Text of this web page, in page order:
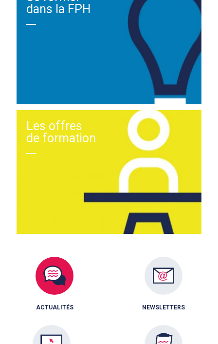
dans la FPH
Les offres
de formation
ACTUALITÉS NEWSLETTERS